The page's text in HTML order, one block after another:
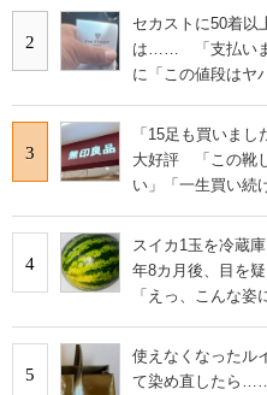
2
セカストに50着以
は…… 「支払いま
に「この値段はヤ
3
「15足も買いま
大好評 「この靴
い」「一生買い続
4
スイカ1玉を冷蔵
年8カ月後、目を
「えっ、こんな
5
使えなくなったル
て染め直したら